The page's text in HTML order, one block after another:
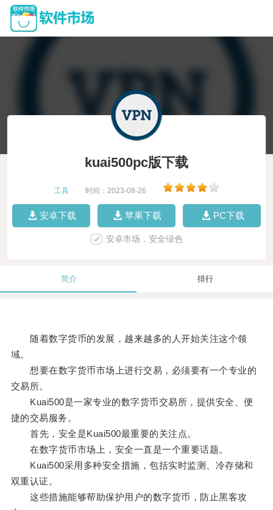
kuai500pc版下载
工具 时间：2023-08-26
安卓下载 苹果下载 PC下载
安卓市场，安全绿色
简介 排行
随着数字货币的发展，越来越多的人开始关注这个领
域。
想要在数字货币市场上进行交易，必须要有一个专业的
交易所。
Kuai500是一家专业的数字货币交易所，提供安全、便
捷的交易服务。
首先，安全是Kuai500最重要的关注点。
在数字货币市场上，安全一直是一个重要话题。
Kuai500采用多种安全措施，包括实时监测、冷存储和
双重认证。
这些措施能够帮助保护用户的数字货币，防止黑客攻